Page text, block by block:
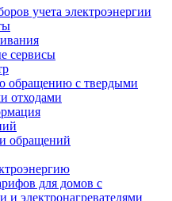
учета электроэнергии
сервисы
обращению с твердыми
отходами
обращений
для домов с
и электронагревателями